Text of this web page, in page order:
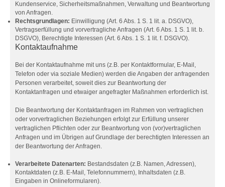
Kundenservice, Sicherheitsmaßnahmen, Verwaltung und Beantwortung
von Anfragen.
Rechtsgrundlagen: Einwilligung (Art. 6 Abs. 1 S. 1 lit. a. DSGVO),
Vertragserfüllung und vorvertragliche Anfragen (Art. 6 Abs. 1 S. 1 lit. b.
DSGVO), Berechtigte Interessen (Art. 6 Abs. 1 S. 1 lit. f. DSGVO).
Kontaktaufnahme
Bei der Kontaktaufnahme mit uns (z.B. per Kontaktformular, E-Mail,
Telefon oder via soziale Medien) werden die Angaben der anfragenden
Personen verarbeitet, soweit dies zur Beantwortung der
Kontaktanfragen und etwaiger angefragter Maßnahmen erforderlich ist.
Die Beantwortung der Kontaktanfragen im Rahmen von vertraglichen
oder vorvertraglichen Beziehungen erfolgt zur Erfüllung unserer
vertraglichen Pflichten oder zur Beantwortung von (vor)vertraglichen
Anfragen und im Übrigen auf Grundlage der berechtigten Interessen an
der Beantwortung der Anfragen.
Verarbeitete Datenarten: Bestandsdaten (z.B. Namen, Adressen),
Kontaktdaten (z.B. E-Mail, Telefonnummern), Inhaltsdaten (z.B.
Eingaben in Onlineformularen).